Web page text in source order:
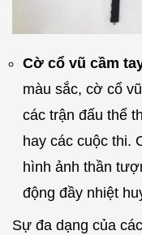
Cờ cổ vũ cầm
màu sắc, cờ cổ
các trận đấu thể
hay các cuộc thi.
hình ảnh thần
động đầy nhiệt
Sự đa dạng của